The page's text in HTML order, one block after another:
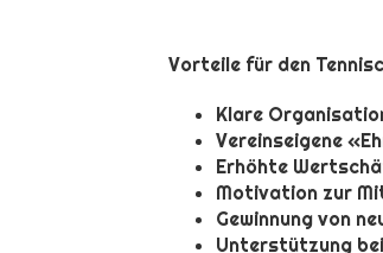
Vorteile für den
Klare
Vereinseigene
Erhöhte
Motivation zur
Gewinnung von
Unterstützung